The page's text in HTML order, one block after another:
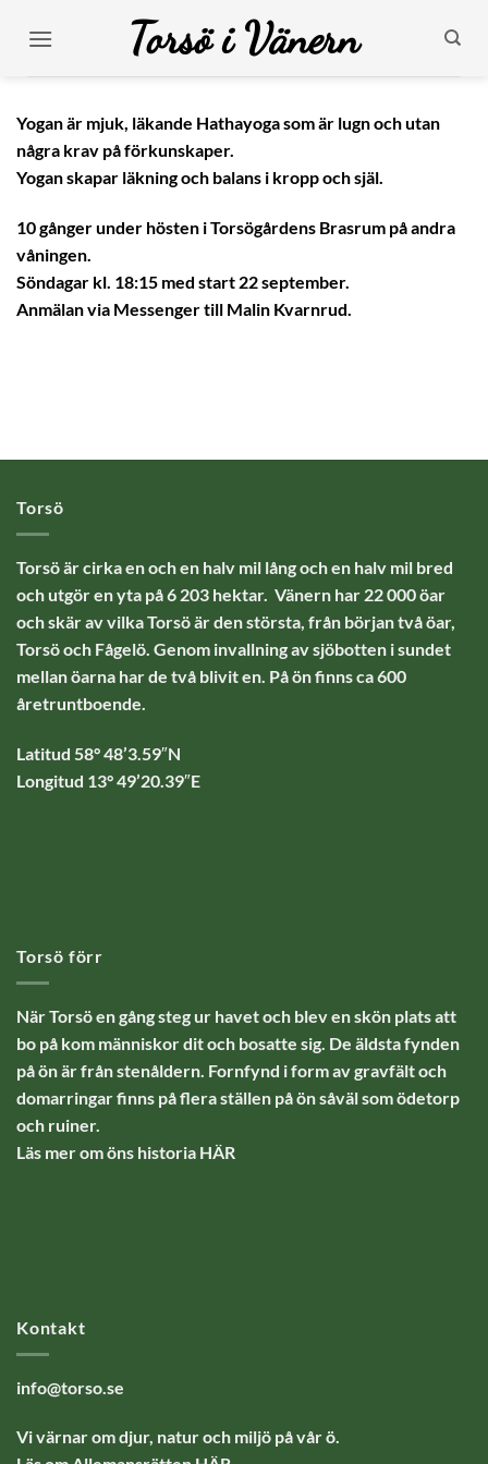
Torsö i Vänern
Yogan är mjuk, läkande Hathayoga som är lugn och utan
några krav på förkunskaper.
Yogan skapar läkning och balans i kropp och själ.
10 gånger under hösten i Torsögårdens Brasrum på andra
våningen.
Söndagar kl. 18:15 med start 22 september.
Anmälan via Messenger till Malin Kvarnrud.
Torsö
Torsö är cirka en och en halv mil lång och en halv mil bred
och utgör en yta på 6 203 hektar. Vänern har 22 000 öar
och skär av vilka Torsö är den största, från början två öar,
Torsö och Fågelö. Genom invallning av sjöbotten i sundet
mellan öarna har de två blivit en. På ön finns ca 600
åretruntboende.
Latitud 58° 48’3.59″N
Longitud 13° 49’20.39″E
Torsö förr
När Torsö en gång steg ur havet och blev en skön plats att
bo på kom människor dit och bosatte sig. De äldsta fynden
på ön är från stenåldern. Fornfynd i form av gravfält och
domarringar finns på flera ställen på ön såväl som ödetorp
och ruiner.
Läs mer om öns historia HÄR
Kontakt
info@torso.se
Vi värnar om djur, natur och miljö på vår ö.